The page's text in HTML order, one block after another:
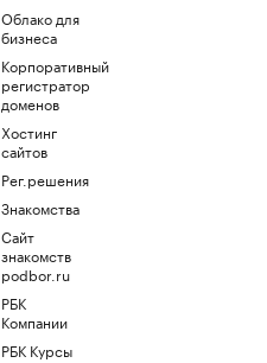
Облако для
бизнеса
Корпоративный
регистратор
доменов
Хостинг
сайтов
Рег.решения
Знакомства
Сайт
знакомств
podbor.ru
РБК
Компании
РБК Курсы